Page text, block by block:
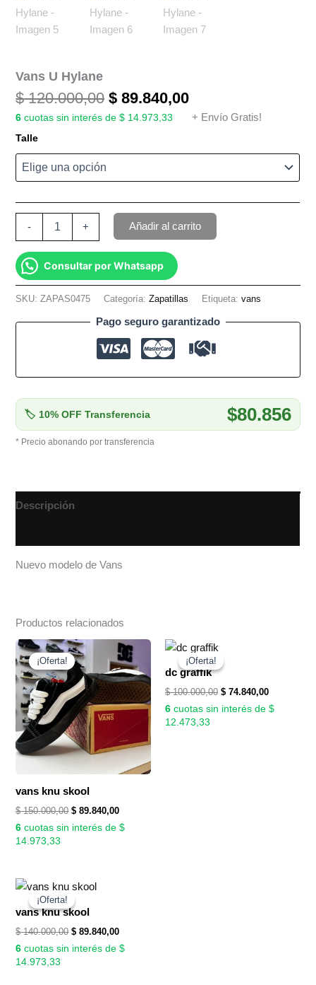
Vans U Hylane
$120.000,00 $ 89.840,00
6 cuotas sin interés de $ 14.973,33
+ Envío Gratis!
Talle
- + Añadir al carrito
Consultar por Whatsapp
SKU:ZAPAS0475 Categoría:Zapatillas Etiqueta:vans
Pago seguro garantizado
🏷 10% OFF Transferencia $80.856
* Precio abonando por transferencia
Descripción
Nuevo modelo de Vans
Productos relacionados
¡Oferta!
¡Oferta!
vans knu skool
$150.000,00
El
precio
original
era:
$ 150.000,00.
$ 89.840,00
El
precio
actual
es:
$ 89.840,00.
6 cuotas sin interés de $
14.973,33
¡Oferta!
¡Oferta!
dc graffik
$100.000,00
original
$ 100.000,00.
$ 74.840,00$
6 cuotas sin interés de $
12.473,33
¡Oferta!
¡Oferta!
vans knu skool
$140.000,00
El
original
$ 140.000,00.
$ 89.840,00$ 89.840,00.
6 cuotas sin interés de $
14.973,33